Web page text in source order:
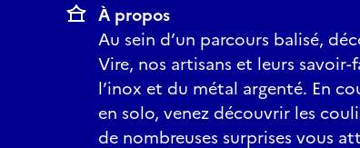
À propos
Au sein d’un parcours balisé,
Vire, nos artisans et leurs
l’inox et du métal argenté. En
en solo, venez découvrir les
de nombreuses surprises vous